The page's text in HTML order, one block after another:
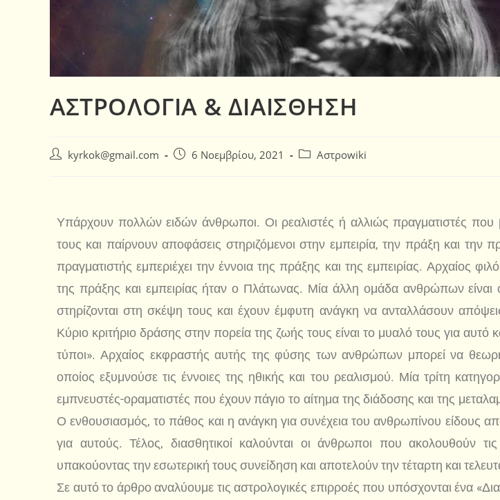
ΑΣΤΡΟΛΟΓΙΑ & ΔΙΑΙΣΘΗΣΗ
kyrkok@gmail.com 6 Νοεμβρίου, 2021 Αστροwiki
Υπάρχουν πολλών ειδών άνθρωποι. Οι ρεαλιστές ή αλλιώς πραγματιστές που
τους και παίρνουν αποφάσεις στηριζόμενοι στην εμπειρία, την πράξη και την
πραγματιστής εμπεριέχει την έννοια της πράξης και της εμπειρίας. Αρχαίος
της πράξης και εμπειρίας ήταν ο Πλάτωνας. Μία άλλη ομάδα ανθρώπων είναι
στηρίζονται στη σκέψη τους και έχουν έμφυτη ανάγκη να ανταλλάσουν
Κύριο κριτήριο δράσης στην πορεία της ζωής τους είναι το μυαλό τους για αυτό
τύποι». Αρχαίος εκφραστής αυτής της φύσης των ανθρώπων μπορεί να
οποίος εξυμνούσε τις έννοιες της ηθικής και του ρεαλισμού. Μία τρίτη
εμπνευστές-οραματιστές που έχουν πάγιο το αίτημα της διάδοσης και της
Ο ενθουσιασμός, το πάθος και η ανάγκη για συνέχεια του ανθρωπίνου είδους
για αυτούς. Τέλος, διασθητικοί καλούνται οι άνθρωποι που ακολουθούν τις
υπακούοντας την εσωτερική τους συνείδηση και αποτελούν την τέταρτη και
Σε αυτό το άρθρο αναλύουμε τις αστρολογικές επιρροές που υπόσχονται ένα